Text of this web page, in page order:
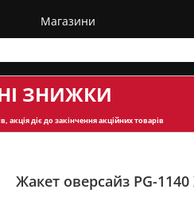
Магазини
ЗНИЖКИ
акція діє до закінчення акційних товарів
Жакет оверсайз PG-1140